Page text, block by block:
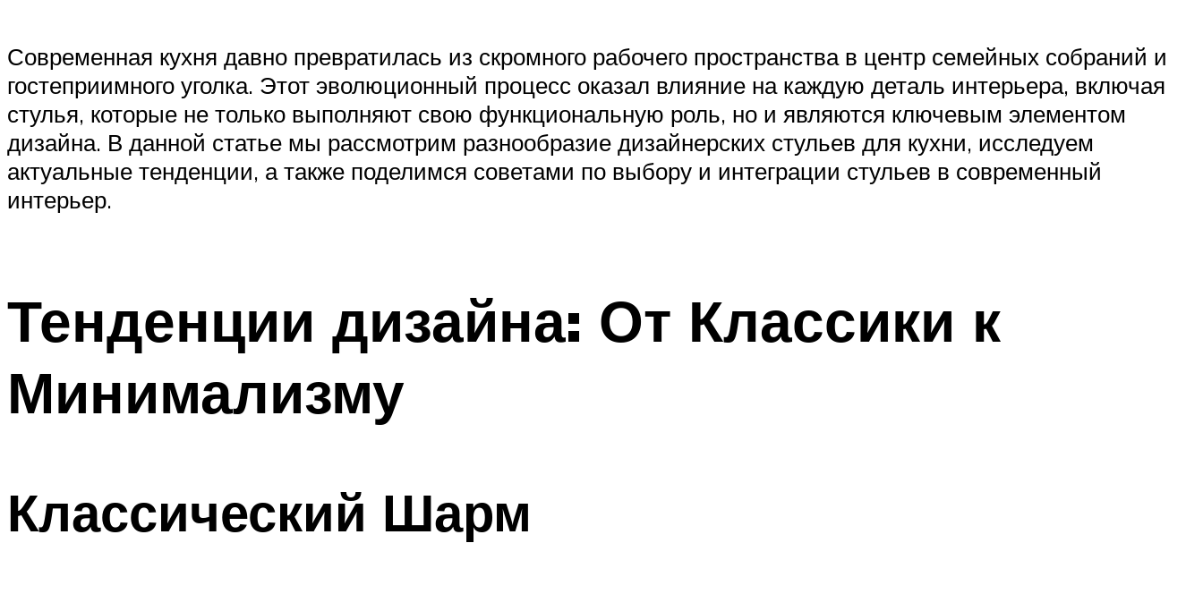
Современная кухня давно превратилась из скромного рабочего пространства в центр семейных собраний и
гостеприимного уголка. Этот эволюционный процесс оказал влияние на каждую деталь интерьера, включая
стулья, которые не только выполняют свою функциональную роль, но и являются ключевым элементом
дизайна. В данной статье мы рассмотрим разнообразие дизайнерских стульев для кухни, исследуем
актуальные тенденции, а также поделимся советами по выбору и интеграции стульев в современный
интерьер.
Тенденции дизайна: От Классики к
Минимализму
Классический Шарм